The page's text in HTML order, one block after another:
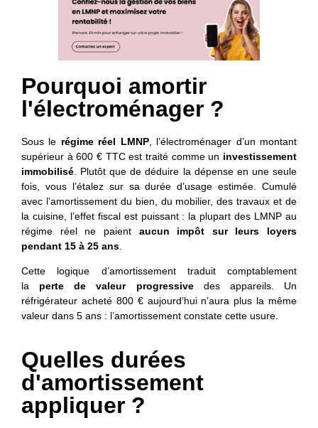
Pourquoi amortir
l'électroménager ?
Sous le régime réel LMNP, l’électroménager d’un montant
supérieur à 600 € TTC est traité comme un investissement
immobilisé . Plutôt que de déduire la dépense en une seule
fois, vous l’étalez sur sa durée d’usage estimée. Cumulé
avec l’amortissement du bien, du mobilier, des travaux et de
la cuisine, l’effet fiscal est puissant : la plupart des LMNP au
régime réel ne paient aucun impôt sur leurs loyers
pendant 15 à 25 ans
Cette logique d’amortissement traduit comptablement
la perte de valeur progressivedes appareils. Un
réfrigérateur acheté 800 € aujourd’hui n’aura plus la même
valeur dans 5 ans : l’amortissement constate cette usure.
Quelles durées
d'amortissement
appliquer ?